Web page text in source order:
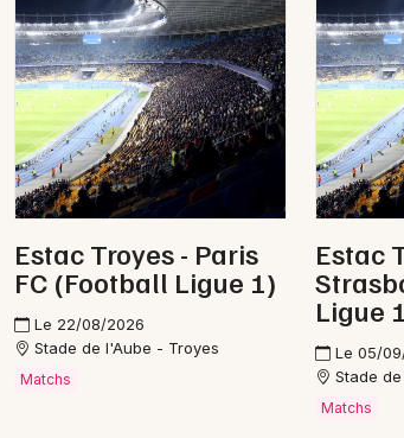
10 - Aube
Choisir mes
Je
Estac Troyes - Paris
FC (Football Ligue 1)
Le 22/08/2026
Stade de l'Aube - Troyes
Matchs
Estac
Ligue
Le 05/
Stade
Matchs